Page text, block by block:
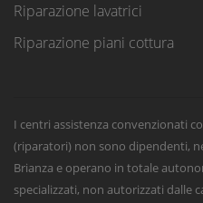
Riparazione lavatrici
Riparazione piani cottura
I centri assistenza convenzionati
(riparatori) non sono dipendenti,
Brianza e operano in totale
specializzati, non autorizzati dalle